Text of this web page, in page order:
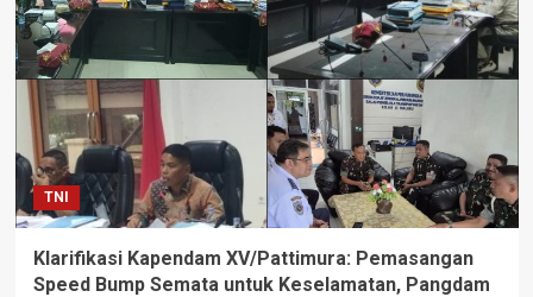
TNI
Klarifikasi Kapendam XV/Pattimura: Pemasangan
Speed Bump Semata untuk Keselamatan, Pangdam